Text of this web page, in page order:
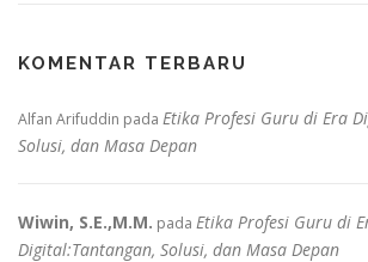
KOMENTAR TERBARU
Alfan Arifuddin pada Etika Profesi Guru di Era
Solusi, dan Masa Depan
Wiwin, S.E.,M.M. pada Etika Profesi Guru di
Digital:Tantangan, Solusi, dan Masa Depan